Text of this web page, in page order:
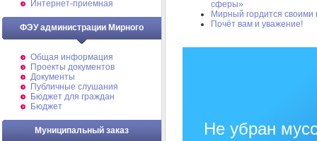
Интернет-приемная
ФЭУ администрации Мирного
Общая информация
Проекты документов
Документы
Публичные слушания
Бюджет для граждан
Бюджет
Муниципальный заказ
сферы»
Мирный гордится своими
Почёт вам и уважение!
Не убран